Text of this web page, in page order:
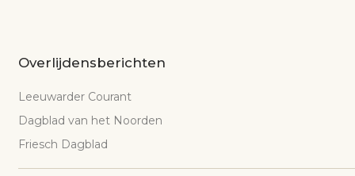
Overlijdensberichten
Leeuwarder Courant
Dagblad van het Noorden
Friesch Dagblad